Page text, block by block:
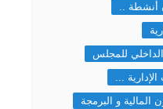
أنشطة ..
الداخلي للمجلس
الإدارية ...
المالية و البرمجة